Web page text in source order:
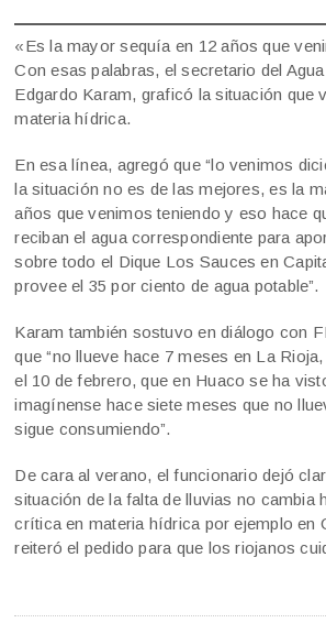
«Es la mayor sequía en 12 años que
Con esas palabras, el secretario del
Edgardo Karam, graficó la situación que
materia hídrica.
En esa línea, agregó que “lo venimos
la situación no es de las mejores, es la
años que venimos teniendo y eso hace
reciban el agua correspondiente para
sobre todo el Dique Los Sauces en
provee el 35 por ciento de agua potable”.
Karam también sostuvo en diálogo con
que “no llueve hace 7 meses en La
el 10 de febrero, que en Huaco se ha
imagínense hace siete meses que no
sigue consumiendo”.
De cara al verano, el funcionario dejó
situación de la falta de lluvias no cambia
crítica en materia hídrica por ejemplo en
reiteró el pedido para que los riojanos